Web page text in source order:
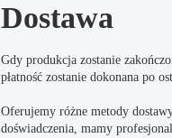
Dostawa
Gdy produkcja zostanie
płatność zostanie dokonana po
Oferujemy różne metody
doświadczenia, mamy